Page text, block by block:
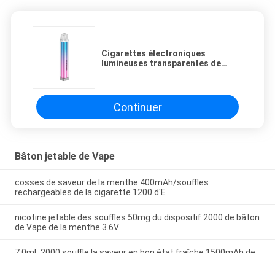
Cigarettes électroniques
lumineuses transparentes de
Continuer
Bâton jetable de Vape
cosses de saveur de la menthe 400mAh/souffles
rechargeables de la cigarette 1200 d'E
nicotine jetable des souffles 50mg du dispositif 2000 de bâton
de Vape de la menthe 3.6V